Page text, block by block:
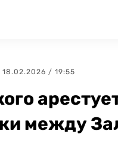
| 18.02.2026 / 19:55
между